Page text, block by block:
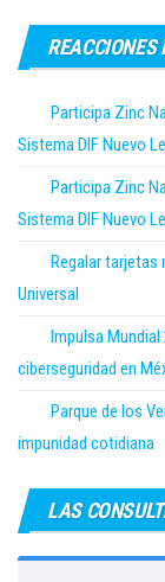
REACCIONES
Participa Zinc
Sistema DIF Nuevo
Participa Zinc
Sistema DIF Nuevo
Regalar tarjetas
Universal
Impulsa
ciberseguridad en
Parque de los
impunidad cotidiana
LAS